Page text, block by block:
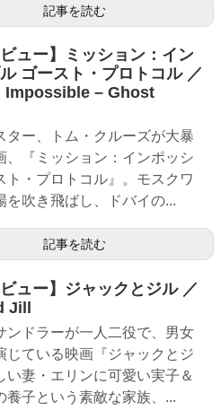
記事を読む
ビュー】ミッション：イン
ゴースト・プロトコル ／
Impossible – Ghost
ター、トム・クルーズが大暴
、『ミッション：インポッシ
ト・プロトコル』。モスクワ
を吹き飛ばし、ドバイの...
記事を読む
ビュー】ジャックとジル ／
Jill
ンドラーが一人二役で、男女
じている映画『ジャックとジ
い妻・エリンに可愛い実子＆
養子という素敵な家族、...